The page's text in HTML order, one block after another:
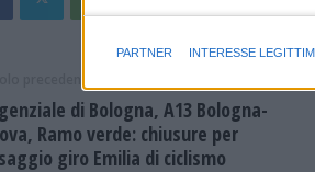
Finalità e caratteristiche
PARTNER INTERESSE
di Bologna, A13 Bologna-
Ramo verde: chiusure per
giro Emilia di ciclismo